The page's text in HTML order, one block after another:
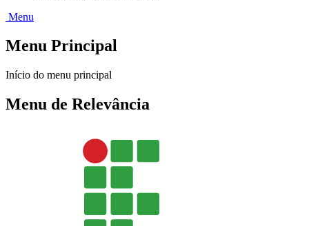
Menu
Menu Principal
Início do menu principal
Menu de Relevância